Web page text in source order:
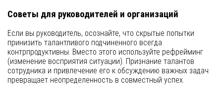
Советы для руководителей и организаций
Если вы руководитель, осознайте, что скрытые попытки
принизить талантливого подчиненного всегда
контрпродуктивны. Вместо этого используйте рефрейминг
(изменение восприятия ситуации). Признание талантов
сотрудника и привлечение его к обсуждению важных задач
превращает неопределенность в совместный успех.